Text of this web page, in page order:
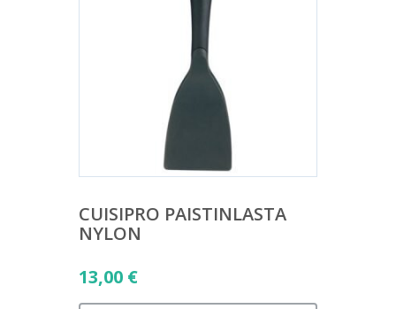
CUISIPRO PAISTINLASTA
NYLON
13,00 €